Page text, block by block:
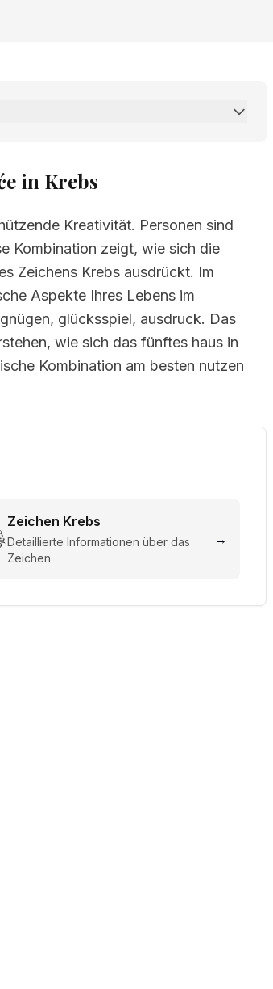
in Krebs
Kreativität. Personen sind
Kombination zeigt, wie sich die
Zeichens Krebs ausdrückt. Im
Aspekte Ihres Lebens im
glücksspiel, ausdruck. Das
wie sich das fünftes haus in
Kombination am besten nutzen
Zeichen Krebs
Detaillierte Informationen über das
Zeichen
→